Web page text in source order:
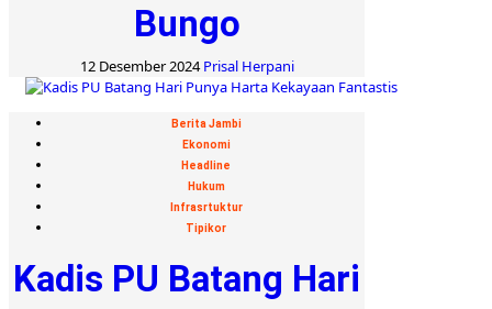
Bungo
12 Desember 2024Prisal Herpani
Berita Jambi
Ekonomi
Headline
Hukum
Infrasrtuktur
Tipikor
Kadis PU Batang Hari